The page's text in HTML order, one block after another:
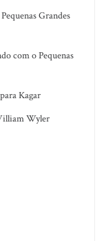
Grandes
com o Pequenas
Kagar
Wyler